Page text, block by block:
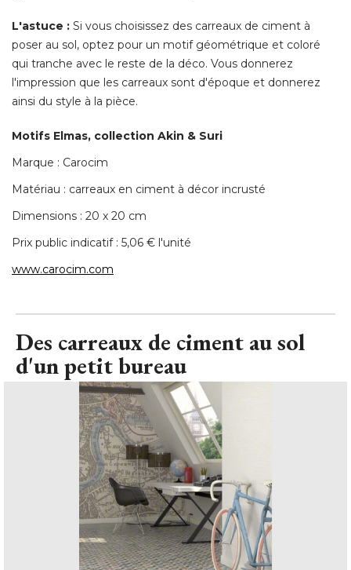
L'astuce : Si vous choisissez des carreaux de ciment à
poser au sol, optez pour un motif géométrique et coloré
qui tranche avec le reste de la déco. Vous donnerez
l'impression que les carreaux sont d'époque et donnerez
ainsi du style à la pièce.
Motifs Elmas, collection Akin & Suri
Marque : Carocim
Matériau : carreaux en ciment à décor incrusté
Dimensions : 20 x 20 cm
Prix public indicatif : 5,06 € l'unité
www.carocim.com
Des carreaux de ciment au sol
d'un petit bureau